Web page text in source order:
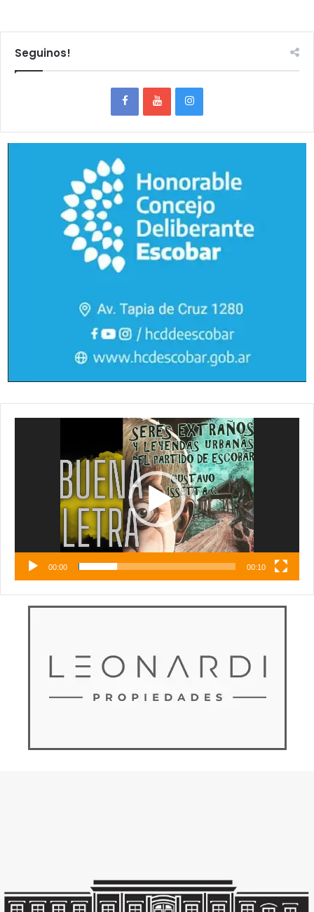
Seguinos!
00:00 00:10